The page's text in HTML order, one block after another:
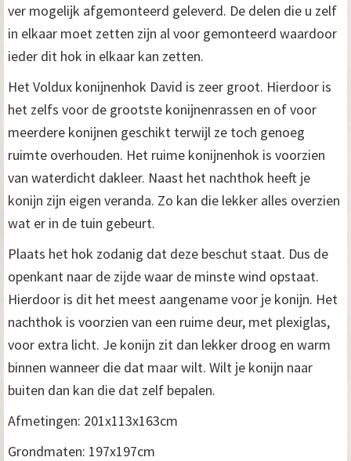
ver mogelijk afgemonteerd geleverd. De delen die u zelf
in elkaar moet zetten zijn al voor gemonteerd waardoor
ieder dit hok in elkaar kan zetten.
Het Voldux konijnenhok David is zeer groot. Hierdoor is
het zelfs voor de grootste konijnenrassen en of voor
meerdere konijnen geschikt terwijl ze toch genoeg
ruimte overhouden. Het ruime konijnenhok is voorzien
van waterdicht dakleer. Naast het nachthok heeft je
konijn zijn eigen veranda. Zo kan die lekker alles overzien
wat er in de tuin gebeurt.
Plaats het hok zodanig dat deze beschut staat. Dus de
openkant naar de zijde waar de minste wind opstaat.
Hierdoor is dit het meest aangename voor je konijn. Het
nachthok is voorzien van een ruime deur, met plexiglas,
voor extra licht. Je konijn zit dan lekker droog en warm
binnen wanneer die dat maar wilt. Wilt je konijn naar
buiten dan kan die dat zelf bepalen.
Afmetingen: 201x113x163cm
Grondmaten: 197x197cm